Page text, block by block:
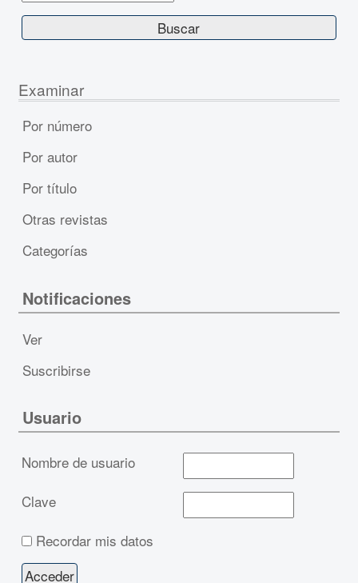
Examinar
Por número
Por autor
Por título
Otras revistas
Categorías
Notificaciones
Ver
Suscribirse
Usuario
Nombre de usuario
Clave
Recordar mis datos